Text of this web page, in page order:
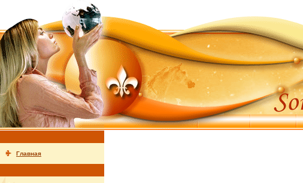
Главная